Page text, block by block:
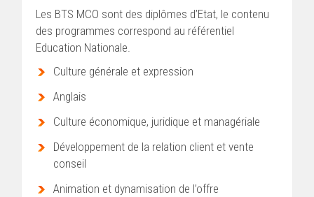
Les BTS MCO sont des diplômes d’Etat, le contenu
des programmes correspond au référentiel
Education Nationale.
Culture générale et expression
Anglais
Culture économique, juridique et managériale
Développement de la relation client et vente
conseil
Animation et dynamisation de l’offre